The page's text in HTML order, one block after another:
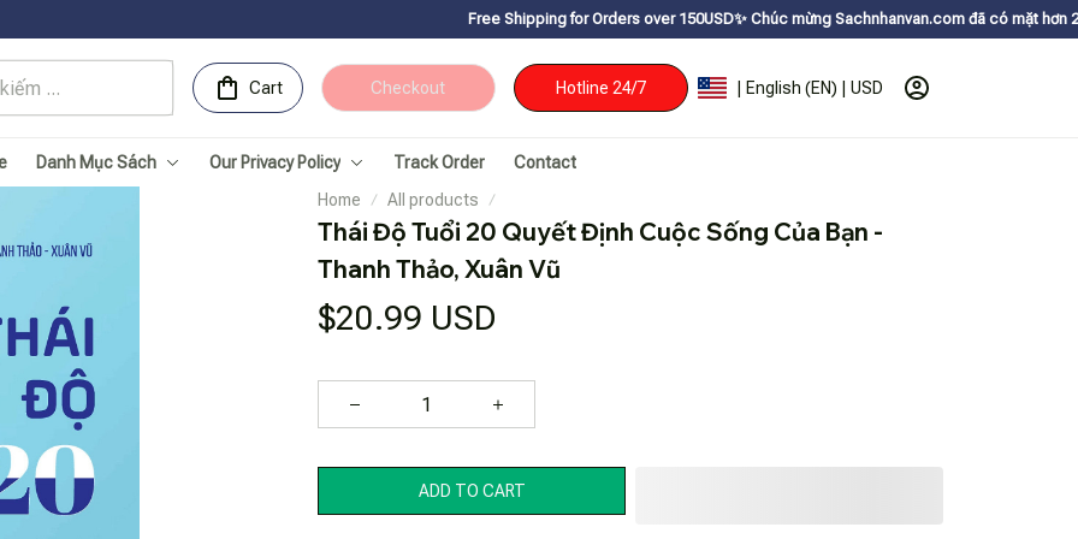
Free Shipping for Orders over 150USDㅤ✨ Chúc mừng Sachnhanvan.com đã có mặt hơn 200 quốc gia
Cart Checkout Hotline 24/7 | English (EN) | USD
Danh Mục Sách Our Privacy Policy Track Order
Contact
Home
All products
Thái Độ Tuổi 20 Quyết Định Cuộc Sống Của Bạn -
Thanh Thảo, Xuân Vũ
$20.99 USD
ADD TO CART